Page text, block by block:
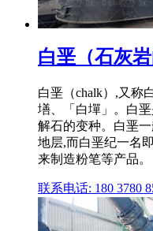
白垩（石灰
白垩（chalk）,又称
墡、「白墠」。白
解石的变种。白垩
地层,而白垩纪一名
来制造粉笔等产品。
联系电话: 180 3780